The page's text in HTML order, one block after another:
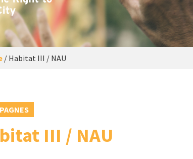
/ Habitat III / NAU
III / NAU